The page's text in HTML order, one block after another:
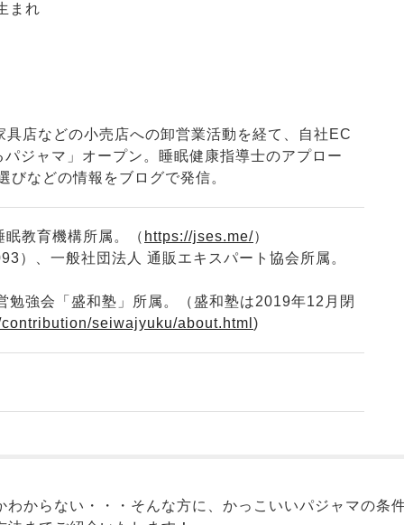
まれ
店などの小売店への卸営業活動を経て、自社EC
ジャマ」オープン。睡眠健康指導士のアプロー
などの情報をブログで発信。
眠教育機構所属。（ https://jses.me/）
）、一般社団法人 通販エキスパート協会所属。
勉強会「盛和塾」所属。（盛和塾は2019年12月閉
seiwajyuku/about.html )
からない・・・そんな方に、かっこいいパジャマの条